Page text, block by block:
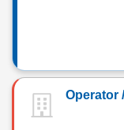
Operator